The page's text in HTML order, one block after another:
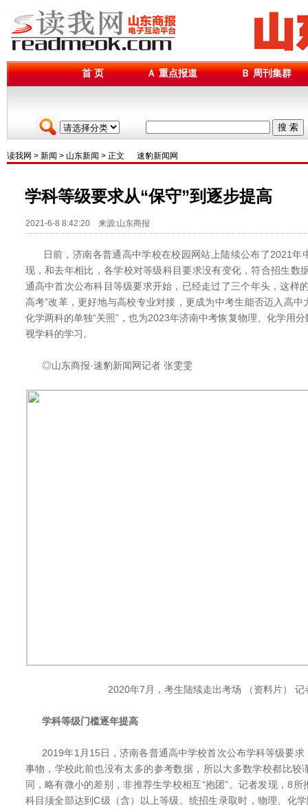
首 页 Ａ 重点报道 Ｂ 周刊集群
搜 索
读我网 > 新闻 > 山东新闻 > 正文 速豹新闻网
学科等级要求从“保守”到逐步提高
2021-6-8 8:42:20 来源:山东商报
日前，济南各普通高中学校在校园网站上陆续公布了2021年
现，和去年相比，各学校对等级科目要求没有变化，符合招生数
通高中首次公布科目等级要求开始，已经走过了三个年头，这样
高考”改革，更好地与高校专业对接，更成为中考生能否迈入高
化学两科的单独“关照”，也为2023年济南中考恢复物理、化学用
视学科的学习。
◎山东商报·速豹新闻网记者 张雯雯
2020年7月，考生陆续走出考场 （资料片） 记
学科等级门槛逐年提高
2019年1月15日，济南各普通高中学校首次公布学科等级要求
事物，学校此前也没有太多的参考数据，所以大多数学校都比较
同，略有微小的差别，非推荐生学校相互“抱团”。记者发现，8
科目须全部达到C级（含）以上等级。统招生录取时，物理、化